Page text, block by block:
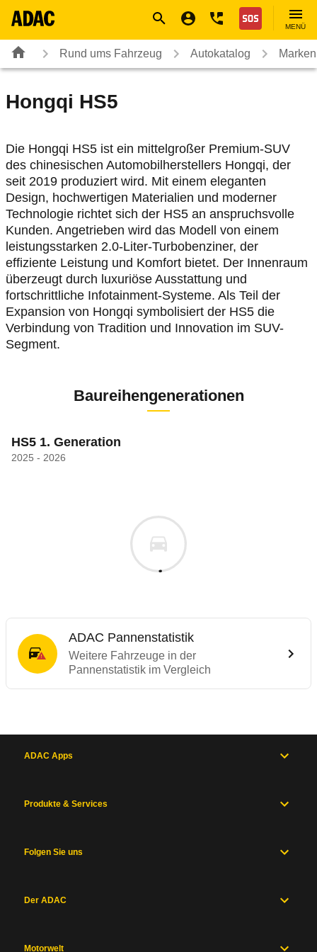
Nothilfe
MENÜ
Rund ums Fahrzeug Autokatalog
Hongqi HS5
Die Hongqi HS5 ist ein mittelgroßer Premium-SUV
des chinesischen Automobilherstellers Hongqi, der
seit 2019 produziert wird. Mit einem eleganten
Design, hochwertigen Materialien und moderner
Technologie richtet sich der HS5 an anspruchsvolle
Kunden. Angetrieben wird das Modell von einem
leistungsstarken 2.0-Liter-Turbobenziner, der
effiziente Leistung und Komfort bietet. Der Innenraum
überzeugt durch luxuriöse Ausstattung und
fortschrittliche Infotainment-Systeme. Als Teil der
Expansion von Hongqi symbolisiert der HS5 die
Verbindung von Tradition und Innovation im SUV-
Segment.
Baureihengenerationen
HS5 1. Generation
2025 - 2026
ADAC Pannenstatistik
Weitere Fahrzeuge in der
Pannenstatistik im Vergleich
ADAC Apps
Produkte & Services
Folgen Sie uns
Der ADAC
Motorwelt